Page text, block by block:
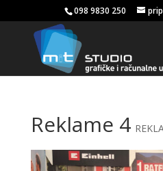
098 9830 250
Reklame 4